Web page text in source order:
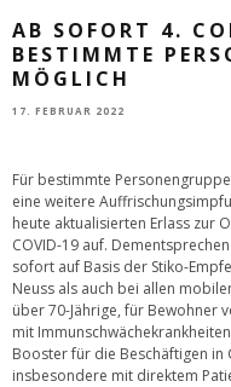
AB SOFORT 4.
BESTIMMTE
MÖGLICH
17. FEBRUAR 2022
Für bestimmte
eine weitere
heute aktualisierten Erlass zur
COVID-19 auf.
sofort auf Basis der Stiko-
Neuss als auch bei allen
über 70-Jährige, für Bewohner
mit
Booster für die Beschäftigen in
insbesondere mit direktem